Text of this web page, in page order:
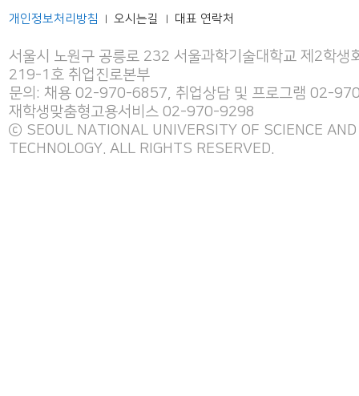
개인정보처리방침 | 오시는길 | 대표 연락처
서울시 노원구 공릉로 232 서울과학기술대학교 제2학생
219-1호 취업진로본부
문의: 채용 02-970-6857, 취업상담 및 프로그램 02-
재학생맞춤형고용서비스 02-970-9298
ⓒ SEOUL NATIONAL UNIVERSITY OF SCIENCE AND
TECHNOLOGY. ALL RIGHTS RESERVED.